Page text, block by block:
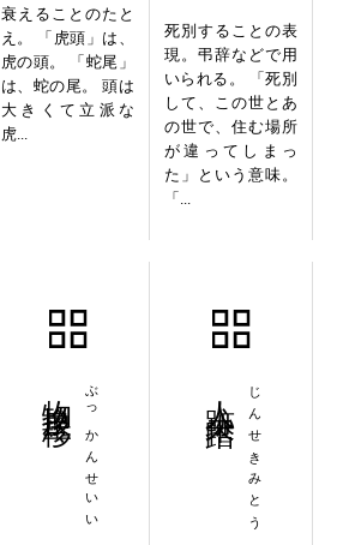
衰えることのたと
え。 「虎頭」は、
虎の頭。 「蛇尾」
は、蛇の尾。 頭は
大きくて立派な
虎...
死別することの表
現。弔辞などで用
いられる。 「死別
して、この世とあ
の世で、住む場所
が違ってしまっ
た」という意味。
「...
ぶっかんせいい じんせきみとう